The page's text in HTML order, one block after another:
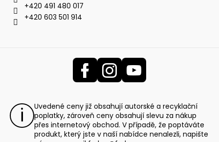
+420 491 480 017
+420 603 501 914
Uvedené ceny již obsahují autorské a recyklační
poplatky, zároveň ceny obsahují slevu za nákup
přes internetový obchod. V případě, že poptáváte
produkt, který jste v naší nabídce nenalezli, napište